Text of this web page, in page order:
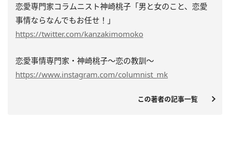
恋愛専門家コラムニスト神崎桃子「男と女のこと、恋愛
事情ならなんでもお任せ！」
https://twitter.com/kanzakimomoko
恋愛事情専門家・神崎桃子～恋の教訓～
https://www.instagram.com/columnist_mk
この著者の記事一覧